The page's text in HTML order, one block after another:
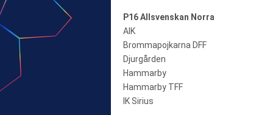
P16 Allsvenskan Norra
AIK
Brommapojkarna DFF
Djurgården
Hammarby
Hammarby TFF
IK Sirius